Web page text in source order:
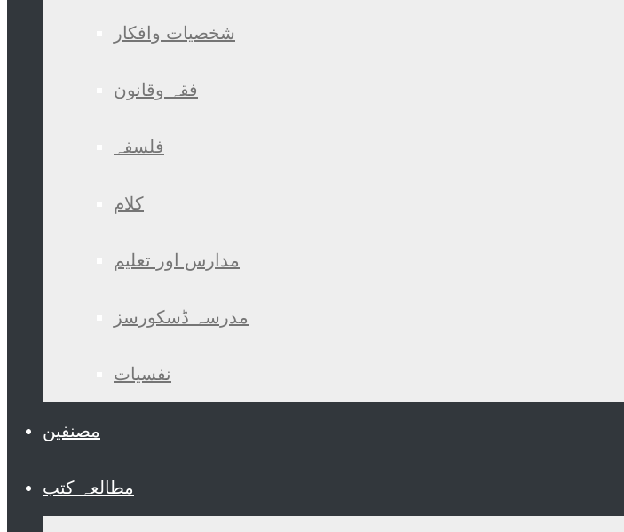
شخصیات وافکار
فقہ وقانون
فلسفہ
کلام
مدارس اور تعلیم
مدرسہ ڈسکورسز
نفسیات
مصنفین
مطالعہ کتب